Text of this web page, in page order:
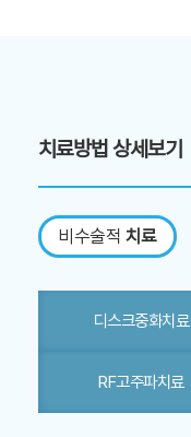
치료방법 상세보기
비수술적 치료
디스크중화치료
RF고주파치료